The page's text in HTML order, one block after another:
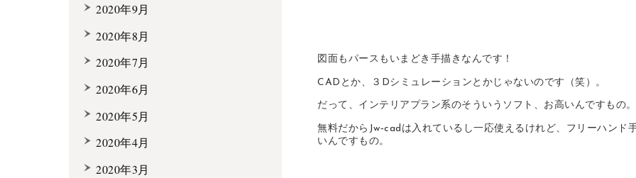
図面もパースもいまどき手描きなんです！
CADとか、３Dシミュレーションとかじゃないのです（笑）。
だって、インテリアプラン系のそういうソフト、お高いんですもの。
無料だからJw‐cadは入れているし一応使えるけれど、フリーハン
いんですもの。
2020年9月
2020年8月
2020年7月
2020年6月
2020年5月
2020年4月
2020年3月